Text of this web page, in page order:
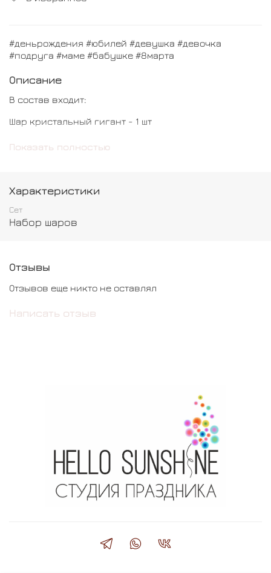
#деньрождения #юбилей #девушка #девочка
#подруга #маме #бабушке #8марта
Описание
В состав входит:
Шар кристальный гигант - 1 шт
Шар сердце - 1 шт
Показать полностью
Характеристики
Сет
Набор шаров
Отзывы
Отзывов еще никто не оставлял
Написать отзыв